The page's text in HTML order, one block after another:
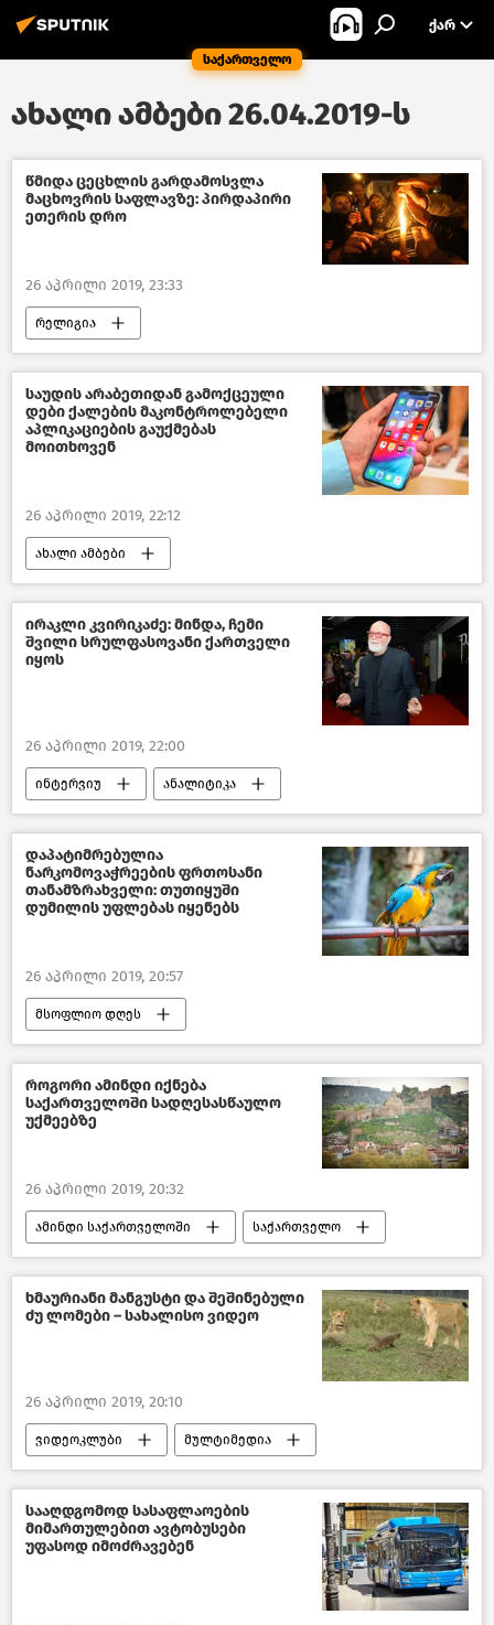
საქართველო
ᲥᲐᲠ
ახალი ამბები 26.04.2019-ს
წმიდა ცეცხლის გარდამოსვლა
მაცხოვრის საფლავზე: პირდაპირი
ეთერის დრო
26 აპრილი 2019, 23:33
რელიგია
საუდის არაბეთიდან გამოქცეული
დები ქალების მაკონტროლებელი
აპლიკაციების გაუქმებას
მოითხოვენ
26 აპრილი 2019, 22:12
ახალი ამბები
ირაკლი კვირიკაძე: მინდა, ჩემი
შვილი სრულფასოვანი ქართველი
იყოს
26 აპრილი 2019, 22:00
ინტერვიუ ანალიტიკა
დაპატიმრებულია
ნარკომოვაჭრეების ფრთოსანი
თანამზრახველი: თუთიყუში
დუმილის უფლებას იყენებს
26 აპრილი 2019, 20:57
მსოფლიო დღეს
მსოფლიოს ახალი ამბები
როგორი ამინდი იქნება
საქართველოში სადღესასწაულო
უქმეებზე
26 აპრილი 2019, 20:32
ამინდი საქართველოში საქართველო
ხმაურიანი მანგუსტი და შეშინებული
ძუ ლომები – სახალისო ვიდეო
26 აპრილი 2019, 20:10
ვიდეოკლუბი მულტიმედია
სახალისო და საინტერესო ვიდეოები
სააღდგომოდ სასაფლაოების
მიმართულებით ავტობუსები
უფასოდ იმოძრავებენ